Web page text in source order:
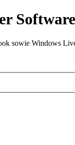
sowie Windows